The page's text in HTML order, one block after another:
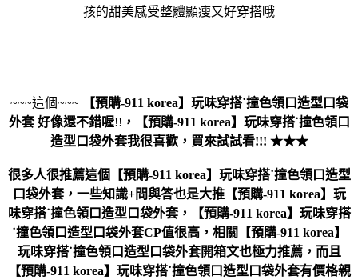
孩的甜美感受整體顯瘦又好穿搭哦
~~~這個~~~
【預購-911 korea】玩味穿搭˙撞色領口造型口袋
外套好像還不錯喔!! ，
【預購-911 korea】玩味穿搭˙撞色領口
造型口袋外套我很喜歡，買來試試看!!! ★★★
很多人很推薦這個【預購-911 korea】玩味穿搭˙撞色領口造型
口袋外套，一些知識+問與答也是大推【預購-911 korea】玩
味穿搭˙撞色領口造型口袋外套，【預購-911 korea】玩味穿搭
˙撞色領口造型口袋外套CP值很高，相關【預購-911 korea】
玩味穿搭˙撞色領口造型口袋外套開箱文也極力推薦，而且
【預購-911 korea】玩味穿搭˙撞色領口造型口袋外套有價格親